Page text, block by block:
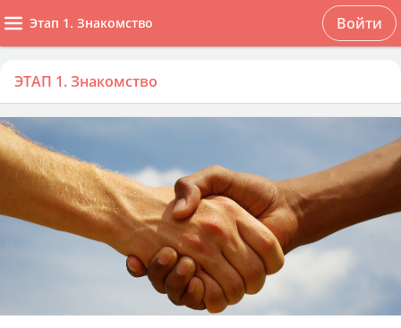
Этап 1. Знакомство Войти
ЭТАП 1. Знакомство